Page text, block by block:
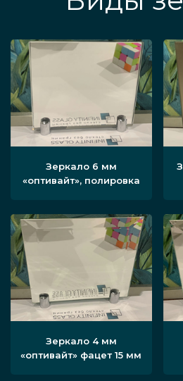
Зеркало 6 мм
«оптивайт», полировка
Зеркало 4 мм
«оптивайт» фацет 15 мм